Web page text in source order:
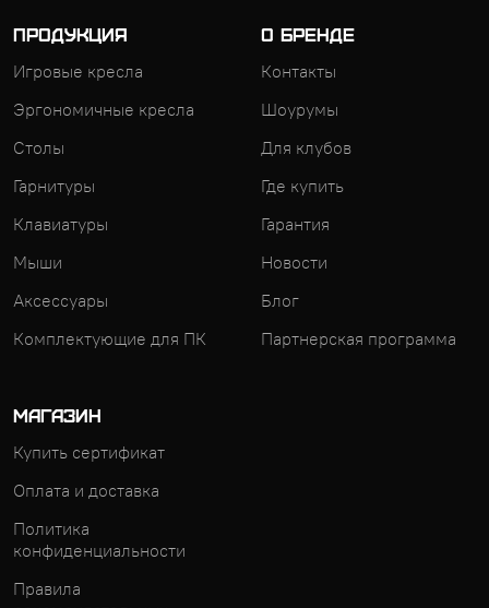
ПРОДУКЦИЯ
Игровые кресла
Эргономичные кресла
Столы
Гарнитуры
Клавиатуры
Мыши
Аксессуары
Комплектующие для ПК
О БРЕНДЕ
Контакты
Шоурумы
Для клубов
Где купить
Гарантия
Новости
Блог
Партнерская программа
МАГАЗИН
Купить сертификат
Оплата и доставка
Политика
конфиденциальности
Правила